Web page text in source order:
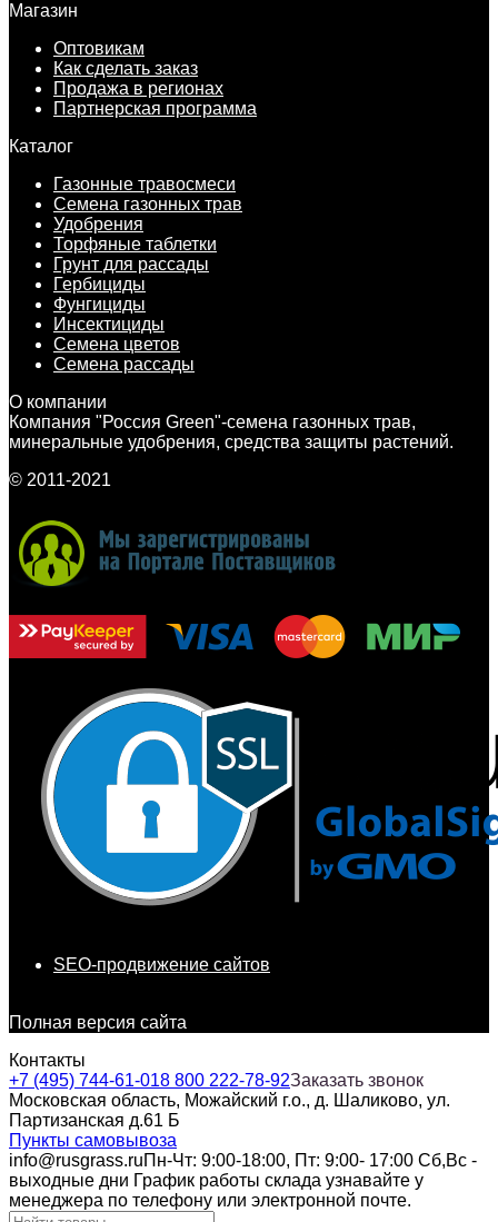
Магазин
Оптовикам
Как сделать заказ
Продажа в регионах
Партнерская программа
Каталог
Газонные травосмеси
Семена газонных трав
Удобрения
Торфяные таблетки
Грунт для рассады
Гербициды
Фунгициды
Инсектициды
Семена цветов
Семена рассады
О компании
Компания "Россия Green"-семена газонных трав,
минеральные удобрения, средства защиты растений.
© 2011-2021
SEO-продвижение сайтов
Полная версия сайта
Контакты
+7 (495) 744-61-018 800 222-78-92Заказать звонок
Московская область, Можайский г.о., д. Шаликово, ул.
Партизанская д.61 Б
Пункты самовывоза
info@rusgrass.ruПн-Чт: 9:00-18:00, Пт: 9:00- 17:00 Сб,Вс -
выходные дни График работы склада узнавайте у
менеджера по телефону или электронной почте.